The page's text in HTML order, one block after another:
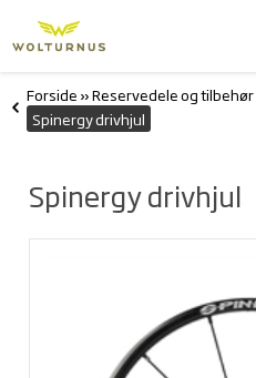
Forside »Reservedele og tilbehør
Spinergy drivhjul
Spinergy drivhjul